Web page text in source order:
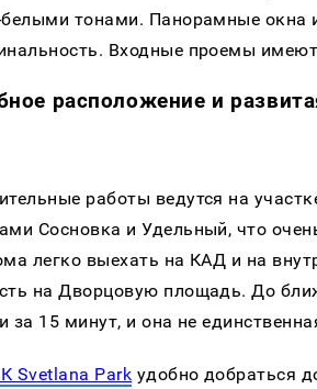
белыми тонами. Панорамные
Входные проемы
расположение и
работы ведутся на
Сосновка и Удельный, что
легко выехать на КАД и на
на Дворцовую площадь. До
за 15 минут, и она не
Svetlana Park удобно добраться